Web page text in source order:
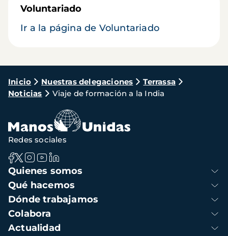
Voluntariado
Ir a la página de Voluntariado
Ruta
de
navegación
Inicio Nuestras delegaciones
Terrassa
Noticias
Viaje de formación a la India
Navegación
principal
Quienes somos
Qué hacemos
Dónde trabajamos
Colabora
Actualidad
Redes sociales